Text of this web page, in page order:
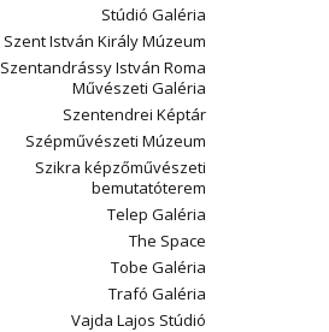
Stúdió Galéria
Szent István Király Múzeum
Szentandrássy István Roma
Művészeti Galéria
Szentendrei Képtár
Szépművészeti Múzeum
Szikra képzőművészeti
bemutatóterem
Telep Galéria
The Space
Tobe Galéria
Trafó Galéria
Vajda Lajos Stúdió